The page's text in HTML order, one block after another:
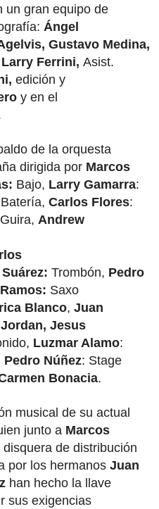
un gran equipo de
Ángel
Gustavo Medina,
Larry Ferrini, Asist.
edición y
y en el
de la orquesta
dirigida por Marcos
Bajo, Larry Gamarra:
Batería, Carlos Flores:
Guira, Andrew
Trombón, Pedro
Saxo
Blanco, Juan
Jesus
Luzmar Alamo:
Pedro Núñez: Stage
Bonacia.
musical de su actual
junto a Marcos
de distribución
por los hermanos Juan
han hecho la llave
sus exigencias